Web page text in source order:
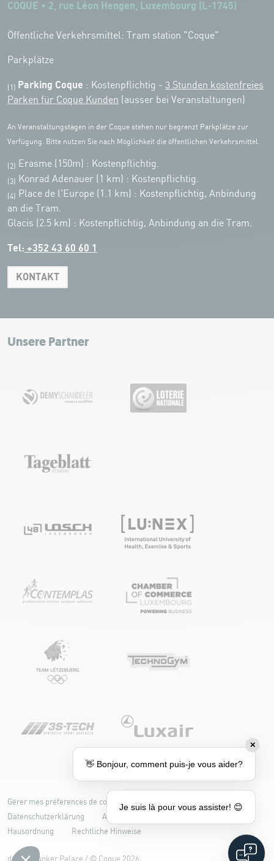
COQUE • 2, rue Léon Hengen, Luxembourg (L-1745)
Öffentliche Verkehrsmittel: Tram station "Coque"
Parkplätze
(1) Parking Coque : Kostenpflichtig - 3 Stunden kostenfreies
Parken für Coque Kunden (ausser bei Veranstaltungen)
An Veranstaltungstagen in der Coque stehen nur begrenzt Parkplätze zur
Verfügung. Bitte nutzen Sie nach Möglichkeit die öffentlichen Verkehrsmittel.
(2) Erasme (150m) : Kostenpflichtig.
(3) Konrad Adenauer (1 km) : Kostenpflichtig.
(4)
Place de l'Europe (1.1 km) : Kostenpflichtig, Anbindung
an die Tram.
Glacis (2.5 km) : Kostenpflichtig, Anbindung an die Tram.
Tel: +352 43 60 60 1
KONTAKT
+
−
Leaflet|Map tiles by Carto, under CC BY 3.0. Data by OpenStreetMap, under
Unsere Partner
Gérer mes préférences de cookies
Cookie-Richtlinie
Datenschutzerklärung
Accessibilité : partiellement conforme
Hausordnung
Rechtliche Hinweise
✕
👋 Bonjour, comment puis-je vous aider?
Je suis là pour vous assister! 😊